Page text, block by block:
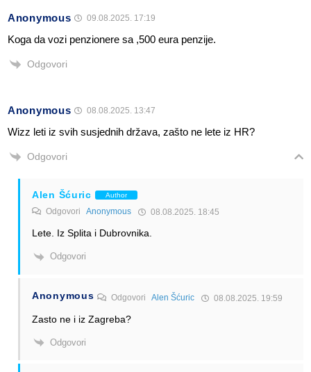
Anonymous 09.08.2025. 17:19
Koga da vozi penzionere sa ,500 eura penzije.
Odgovori
Anonymous 08.08.2025. 13:47
Wizz leti iz svih susjednih država, zašto ne lete iz HR?
Odgovori
Alen Šćuric Author
Odgovori Anonymous 08.08.2025. 18:45
Lete. Iz Splita i Dubrovnika.
Odgovori
Anonymous OdgovoriAlen Šćuric 08.08.2025. 19:59
Zasto ne i iz Zagreba?
Odgovori